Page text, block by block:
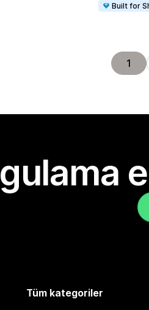
Built for
1
Tüm kategoriler